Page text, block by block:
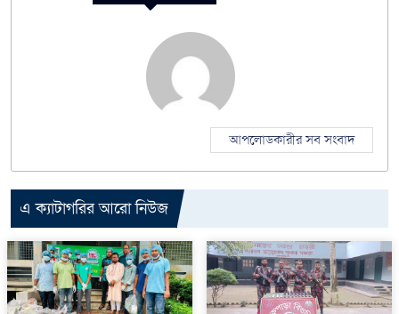
আপলোডকারীর সব সংবাদ
এ ক্যাটাগরির আরো নিউজ